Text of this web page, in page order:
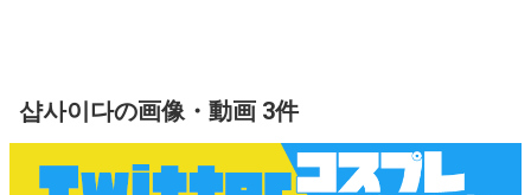
샵사이다の画像・動画 3件